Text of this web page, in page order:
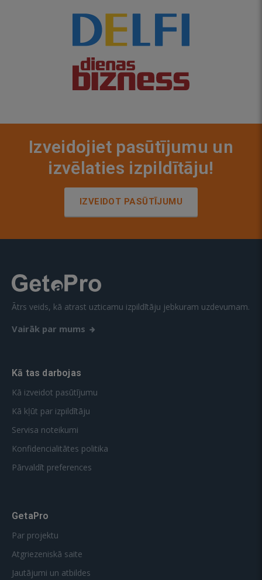
Izveidojiet pasūtījumu un
izvēlaties izpildītāju!
IZVEIDOT PASŪTĪJUMU
Ātrs veids, kā atrast uzticamu izpildītāju jebkuram uzdevumam.
Vairāk par mums
Kā tas darbojas
Kā izveidot pasūtījumu
Kā kļūt par izpildītāju
Servisa noteikumi
Konfidencialitātes politika
Pārvaldīt preferences
GetaPro
Par projektu
Atgriezeniskā saite
Jautājumi un atbildes